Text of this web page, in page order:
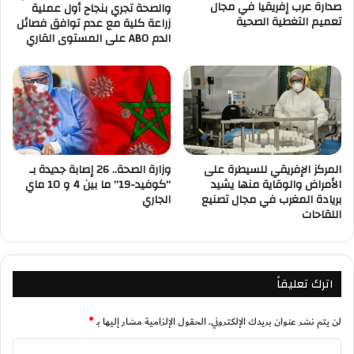
صدارة عرب إفريقيا في مجال
تعميم التغطية الصحية
والصحة تجري بنجاح أول عملية
زراعة كلية مع عدم توافق فصائل
الدم ABO على المستوى القاري
المركز الإفريقي للسيطرة على
الأمراض والوقاية منها يشيد
بريادة المغرب في مجال تصنيع
اللقاحات
وزارة الصحة.. 26 إصابة جديدة بـ
“كوفيد-19” ما بين 4 و 10 ماي
الجاري
اترك تعليقاً
لن يتم نشر عنوان بريدك الإلكتروني.الحقول الإلزامية مشار إليها بـ*